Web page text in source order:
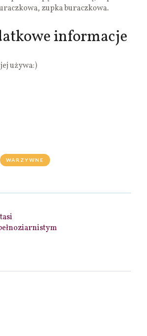
zupka buraczkowa.
informacje
używa:)
WARZYWNE